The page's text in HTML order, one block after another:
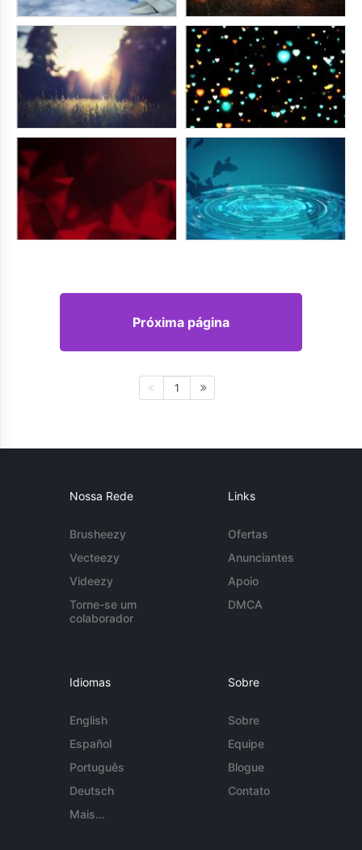
Próxima página
1
Nossa Rede
Brusheezy
Vecteezy
Videezy
Torne-se um
colaborador
Links
Ofertas
Anunciantes
Apoio
DMCA
Idiomas
English
Español
Português
Deutsch
Mais...
Sobre
Sobre
Equipe
Blogue
Contato